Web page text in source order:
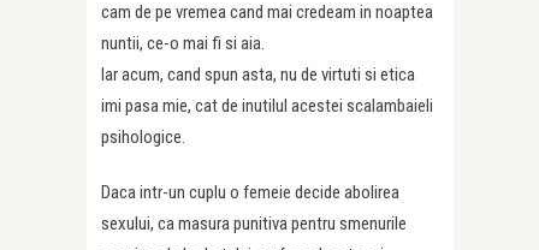
cam de pe vremea cand mai credeam in noaptea
nuntii, ce-o mai fi si aia.
Iar acum, cand spun asta, nu de virtuti si etica
imi pasa mie, cat de inutilul acestei scalambaieli
psihologice.
Daca intr-un cuplu o femeie decide abolirea
sexului, ca masura punitiva pentru smenurile